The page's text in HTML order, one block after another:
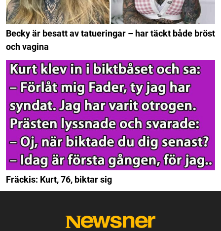
Becky är besatt av tatueringar – har täckt både bröst
och vagina
Fräckis: Kurt, 76, biktar sig